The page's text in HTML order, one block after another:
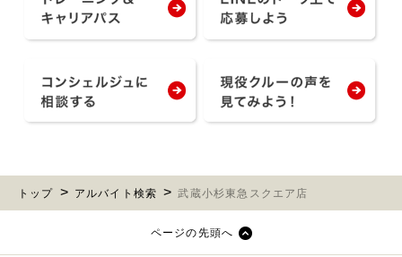
トップ アルバイト検索 武蔵小杉東急スクエア店
ページの先頭へ